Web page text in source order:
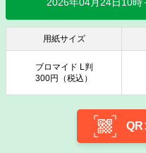
用紙サイズ
ブロマイド L判
300円（税込）
QR